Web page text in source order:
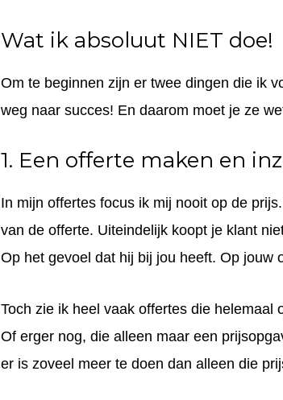
Wat ik absoluut NIET doe!
Om te beginnen zijn er twee dingen die ik
weg naar succes! En daarom moet je ze
1. Een offerte maken en
In mijn offertes focus ik mij nooit op de
van de offerte. Uiteindelijk koopt je klant
Op het gevoel dat hij bij jou heeft. Op jouw
Toch zie ik heel vaak offertes die helemaal
Of erger nog, die alleen maar een
er is zoveel meer te doen dan alleen die